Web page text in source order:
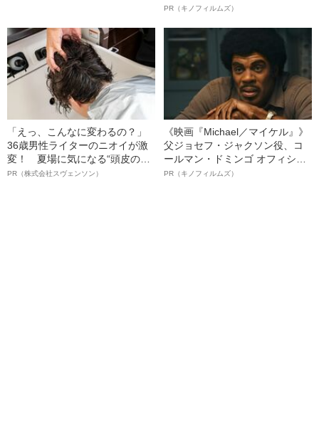
ボ》
PR（キノフィルムズ）
「えっ、こんなに変わるの？」
36歳男性ライターのニオイが激
変！ 夏場に気になる“頭皮のニ
オイ”や“ベタつき”を解消す
PR（株式会社スヴェンソン）
《映画『Michael／マイケル』》
父ジョセフ・ジャクソン役、コ
ールマン・ドミンゴ オフィシャ
ルインタビュー“観客を魅了した
PR（キノフィルムズ）